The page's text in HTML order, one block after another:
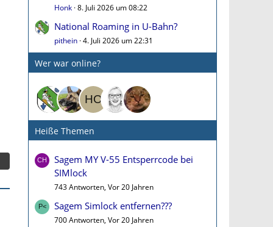
Honk 8. Juli 2026 um 08:22
National Roaming in U-Bahn?
pithein 4. Juli 2026 um 22:31
Wer war online?
Heiße Themen
Sagem MY V-55 Entsperrcode bei
SIMlock
743 Antworten, Vor 20 Jahren
Sagem Simlock entfernen???
700 Antworten, Vor 20 Jahren